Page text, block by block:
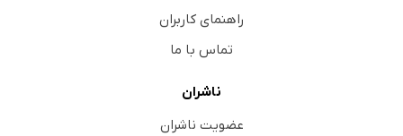
راهنمای کاربران
تماس با ما
ناشران
عضویت ناشران